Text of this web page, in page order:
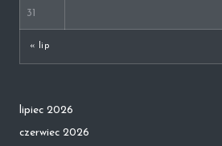
31
« lip
lipiec 2026
czerwiec 2026